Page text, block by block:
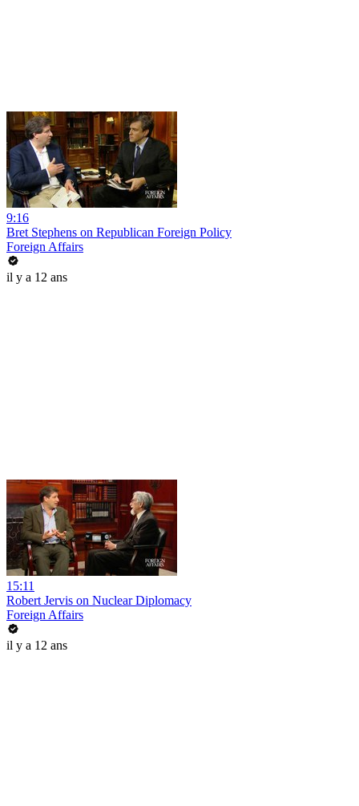
9:16
Bret Stephens on Republican Foreign Policy
Foreign Affairs
il y a 12 ans
15:11
Robert Jervis on Nuclear Diplomacy
Foreign Affairs
il y a 12 ans